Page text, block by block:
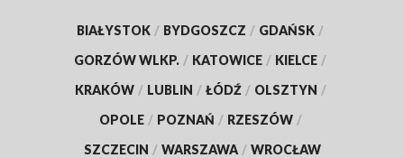
BIAŁYSTOK / BYDGOSZCZ / GDAŃSK /
GORZÓW WLKP. / KATOWICE / KIELCE /
KRAKÓW / LUBLIN / ŁÓDŹ / OLSZTYN /
OPOLE / POZNAŃ / RZESZÓW /
SZCZECIN / WARSZAWA / WROCŁAW